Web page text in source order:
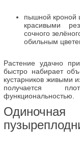
пышной
красивыми
сочного
обильным
Растение удачно
быстро набирает
кустарников живыми
получается
функциональностью.